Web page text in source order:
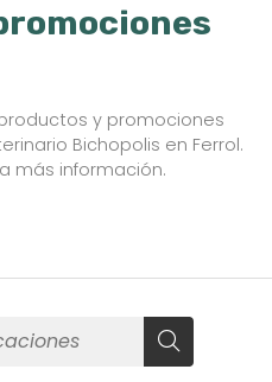
y promociones
Bichopolis en Ferrol.
más información.